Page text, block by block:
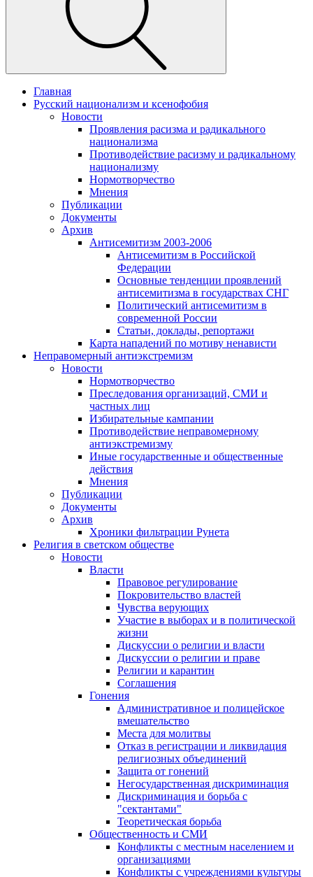
Главная
Русский национализм и ксенофобия
Новости
Проявления расизма и радикального
национализма
Противодействие расизму и радикальному
национализму
Нормотворчество
Мнения
Публикации
Документы
Архив
Антисемитизм 2003-2006
Антисемитизм в Российской
Федерации
Основные тенденции проявлений
антисемитизма в государствах СНГ
Политический антисемитизм в
современной России
Статьи, доклады, репортажи
Карта нападений по мотиву ненависти
Неправомерный антиэкстремизм
Новости
Нормотворчество
Преследования организаций, СМИ и
частных лиц
Избирательные кампании
Противодействие неправомерному
антиэкстремизму
Иные государственные и общественные
действия
Мнения
Публикации
Документы
Архив
Хроники фильтрации Рунета
Религия в светском обществе
Новости
Власти
Правовое регулирование
Покровительство властей
Чувства верующих
Участие в выборах и в политической
жизни
Дискуссии о религии и власти
Дискуссии о религии и праве
Религии и карантин
Соглашения
Гонения
Административное и полицейское
вмешательство
Места для молитвы
Отказ в регистрации и ликвидация
религиозных объединений
Защита от гонений
Негосударственная дискриминация
Дискриминация и борьба с
"сектантами"
Теоретическая борьба
Общественность и СМИ
Конфликты с местным населением и
организациями
Конфликты с учреждениями культуры